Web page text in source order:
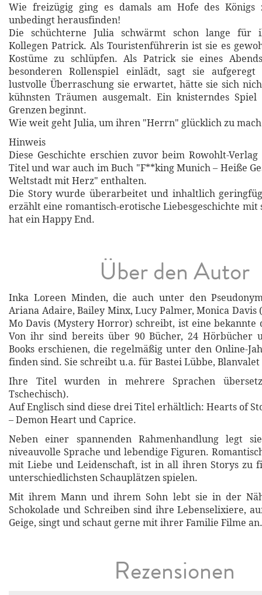
Wie freizügig ging es damals am Hofe des
unbedingt herausfinden!
Die schüchterne Julia schwärmt schon lange für
Kollegen Patrick. Als Touristenführerin ist sie es
Kostüme zu schlüpfen. Als Patrick sie eines
besonderen Rollenspiel einlädt, sagt sie
lustvolle Überraschung sie erwartet, hätte sie sich
kühnsten Träumen ausgemalt. Ein knisterndes
Grenzen beginnt.
Wie weit geht Julia, um ihren "Herrn" glücklich zu
Hinweis
Diese Geschichte erschien zuvor beim Rowohlt-
Titel und war auch im Buch "F**king Munich – Heiße
Weltstadt mit Herz" enthalten.
Die Story wurde überarbeitet und inhaltlich
erzählt eine romantisch-erotische Liebesgeschichte mit
hat ein Happy End.
Über den Autor
Inka Loreen Minden, die auch unter den
Ariana Adaire, Bailey Minx, Lucy Palmer, Monica Davis
Mo Davis (Mystery Horror) schreibt, ist eine bekannte
Von ihr sind bereits über 90 Bücher, 24 Hörbücher
Books erschienen, die regelmäßig unter den Online-
finden sind. Sie schreibt u.a. für Bastei Lübbe,
Ihre Titel wurden in mehrere Sprachen
Tschechisch).
Auf Englisch sind diese drei Titel erhältlich: Hearts of
– Demon Heart und Caprice.
Neben einer spannenden Rahmenhandlung legt
niveauvolle Sprache und lebendige Figuren.
mit Liebe und Leidenschaft, ist in all ihren Storys zu
unterschiedlichsten Schauplätzen spielen.
Mit ihrem Mann und ihrem Sohn lebt sie in der
Schokolade und Schreiben sind ihre Lebenselixiere,
Geige, singt und schaut gerne mit ihrer Familie Filme an.
Rezensionen